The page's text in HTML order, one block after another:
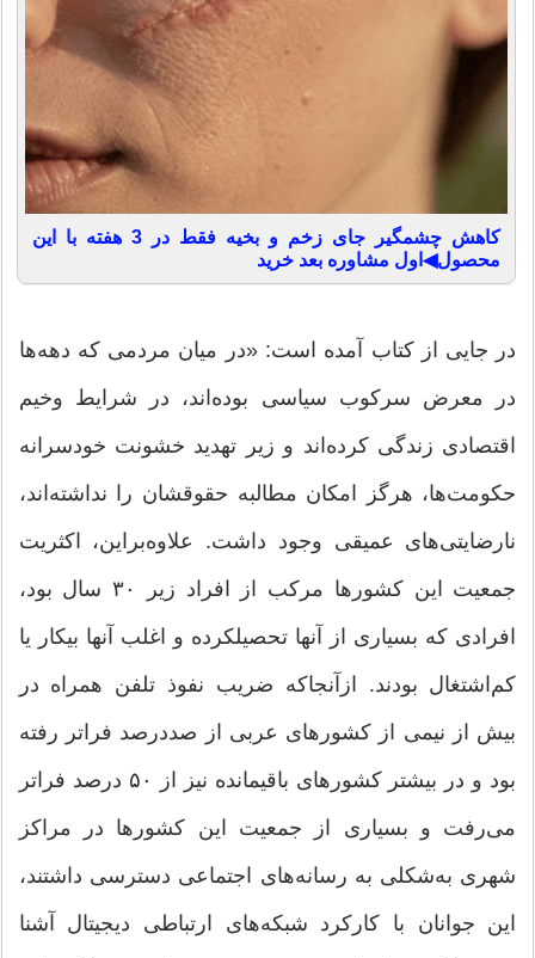
کاهش چشمگیر جای زخم و بخیه فقط در 3 هفته با این
محصول◀اول مشاوره بعد خرید
در جایی از کتاب آمده است: «در میان مردمی که دهه‌ها
در معرض سرکوب سیاسی بوده‌اند، در شرایط وخیم
اقتصادی زندگی کرده‌اند و زیر تهدید خشونت خودسرانه
حکومت‌ها، هرگز امکان مطالبه حقوقشان را نداشته‌اند،
نارضایتی‌های عمیقی وجود داشت. علاوه‌براین، اکثریت
جمعیت این کشورها مرکب از افراد زیر ۳۰ سال بود،
افرادی که بسیاری از آنها تحصیلکرده و اغلب آنها بیکار یا
کم‌اشتغال بودند. ازآنجاکه ضریب نفوذ تلفن همراه در
بیش از نیمی از کشورهای عربی از صددرصد فراتر رفته
بود و در بیشتر کشورهای باقیمانده نیز از ۵۰ درصد فراتر
می‌رفت و بسیاری از جمعیت این کشورها در مراکز
شهری به‌شکلی به رسانه‌های اجتماعی دسترسی داشتند،
این جوانان با کارکرد شبکه‌های ارتباطی دیجیتال آشنا